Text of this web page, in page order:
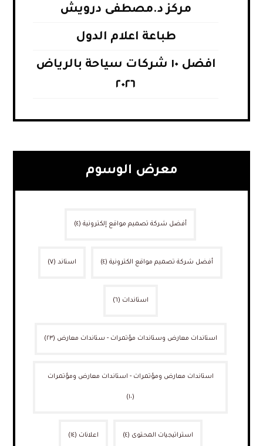
مركز د.مصطفى درويش
طباعة اعلام الدول
افضل ١٠ شركات سياحة بالرياض
٢٠٢٦
معرض الوسوم
أفضل شركة تصميم مواقع إلكترونية (٤)
أفضل شركة تصميم مواقع الكترونية (٤) استاند (٧)
استاندات (٦)
استاندات معارض وستاندات مؤتمرات - ستاندات معارض (٢٣)
استاندات معارض ومؤتمرات - استاندات معارض ومؤتمرات
(١٠)
استراتيجيات المحتوى (٤) اعلانات (١٤)